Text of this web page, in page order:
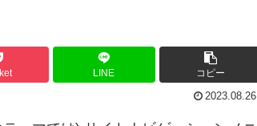
LINE コピー
2023.08.26